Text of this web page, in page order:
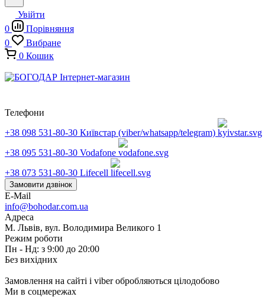
Увійти
0
Порівняння
0
Вибране
0 Кошик
Телефони
+38 098 531-80-30 Київстар (viber/whatsapp/telegram)
+38 095 531-80-30 Vodafone
+38 073 531-80-30 Lifecell
Замовити дзвінок
E-Mail
info@bohodar.com.ua
Адреса
М. Львів, вул. Володимира Великого 1
Режим роботи
Пн - Нд: з 9:00 до 20:00
Без вихідних
Замовлення на сайті і viber обробляються цілодобово
Ми в соцмережах